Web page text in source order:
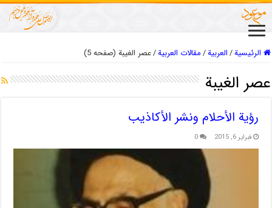
الرئيسية/العربیة/مقالات العربیة/عصر الغیبة (صفحه 5)
عصر الغیبة
رؤية الأحلام ونشر الأكاذيب
فبراير 6, 2015 0